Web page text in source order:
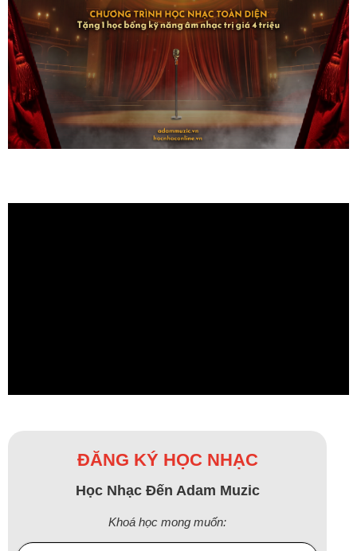
ĐĂNG KÝ HỌC NHẠC
Học Nhạc Đến Adam Muzic
Khoá học mong muốn: